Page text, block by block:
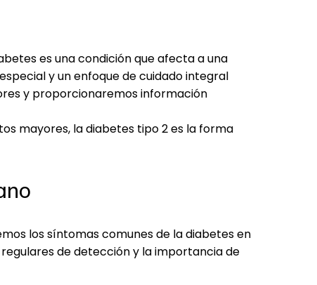
es una condición que afecta a una
y un enfoque de cuidado integral
y proporcionaremos información
mayores, la diabetes tipo 2 es la forma
los síntomas comunes de la diabetes en
de detección y la importancia de